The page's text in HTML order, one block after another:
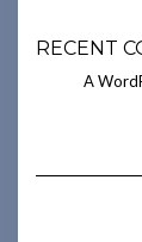
RECENT
A